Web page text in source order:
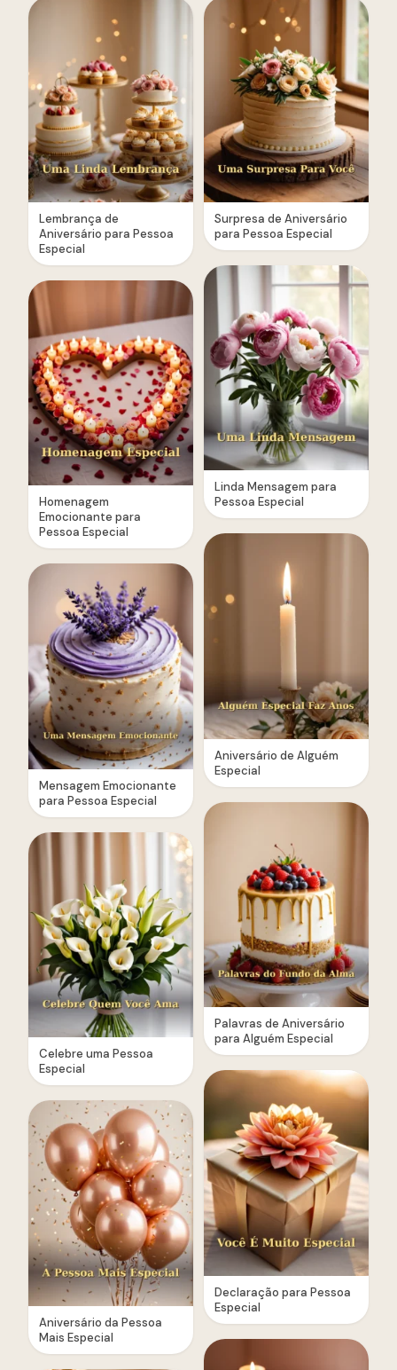
Lembrança de
Aniversário para Pessoa
Especial
Homenagem
Emocionante para
Pessoa Especial
Mensagem Emocionante
para Pessoa Especial
Celebre uma Pessoa
Especial
Aniversário da Pessoa
Mais Especial
Surpresa de Aniversário
para Pessoa Especial
Linda Mensagem para
Pessoa Especial
Aniversário de Alguém
Especial
Palavras de Aniversário
para Alguém Especial
Declaração para Pessoa
Especial